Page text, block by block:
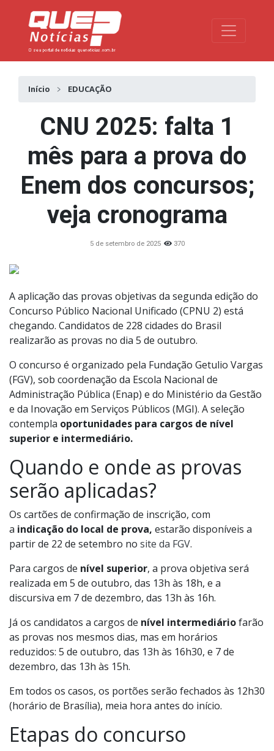
Toggle
Início EDUCAÇÃO
CNU 2025: falta 1
mês para a prova do
Enem dos concursos;
veja cronograma
5 de setembro de 2025 370
A aplicação das provas objetivas da segunda edição do
Concurso Público Nacional Unificado (CPNU 2) está
chegando. Candidatos de 228 cidades do Brasil
realizarão as provas no dia 5 de outubro.
O concurso é organizado pela Fundação Getulio Vargas
(FGV), sob coordenação da Escola Nacional de
Administração Pública (Enap) e do Ministério da Gestão
e da Inovação em Serviços Públicos (MGI). A seleção
contempla oportunidades para cargos de nível
superior e intermediário.
Quando e onde as provas
serão aplicadas?
Os cartões de confirmação de inscrição, com
a indicação do local de prova, estarão disponíveis a
partir de 22 de setembro no site da FGV.
Para cargos de nível superior, a prova objetiva será
realizada em 5 de outubro, das 13h às 18h, e a
discursiva em 7 de dezembro, das 13h às 16h.
Já os candidatos a cargos de nível intermediáriofarão
as provas nos mesmos dias, mas em horários
reduzidos: 5 de outubro, das 13h às 16h30, e 7 de
dezembro, das 13h às 15h.
Em todos os casos, os portões serão fechados às 12h30
(horário de Brasília), meia hora antes do início.
Etapas do concurso